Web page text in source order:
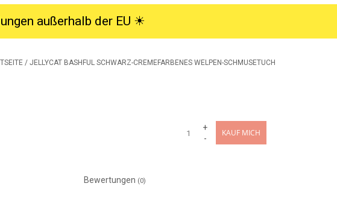
außerhalb der EU ☀︎
/ JELLYCAT BASHFUL SCHWARZ-CREMEFARBENES WELPEN-SCHMUSETUCH
+
-
KAUF MICH
Bewertungen (0)